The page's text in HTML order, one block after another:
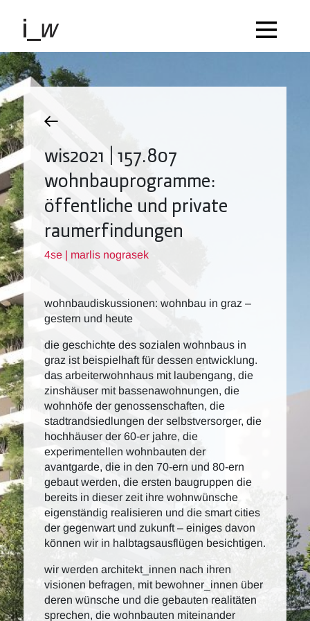
wis2021 | 157.807
wohnbauprogramme:
öffentliche und private
raumerfindungen
4se | marlis nograsek
wohnbaudiskussionen: wohnbau in graz –
gestern und heute
die geschichte des sozialen wohnbaus in
graz ist beispielhaft für dessen entwicklung.
das arbeiterwohnhaus mit laubengang, die
zinshäuser mit bassenawohnungen, die
wohnhöfe der genossenschaften, die
stadtrandsiedlungen der selbstversorger, die
hochhäuser der 60-er jahre, die
experimentellen wohnbauten der
avantgarde, die in den 70-ern und 80-ern
gebaut werden, die ersten baugruppen die
bereits in dieser zeit ihre wohnwünsche
eigenständig realisieren und die smart cities
der gegenwart und zukunft – einiges davon
können wir in halbtagsausflügen besichtigen.
wir werden architekt_innen nach ihren
visionen befragen, mit bewohner_innen über
deren wünsche und die gebauten realitäten
sprechen, die wohnbauten miteinander